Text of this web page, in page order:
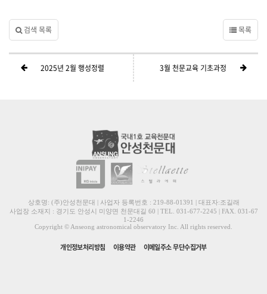
검색 목록 목록
2025년 2월 행성정렬 3월 천문교육 기초과정
상호명: (주)안성천문대 | 사업자 등록번호 : 219-88-01391 | 대표자:조길래
사업장 소재지 : 경기도 안성시 미양면 천문대길 60 | TEL. 031-677-2245 | FAX. 031-67
1-2246
Copyright © Anseong astronomical observatory Inc. All rights reserved.
개인정보처리방침 이용약관 이메일주소 무단수집거부